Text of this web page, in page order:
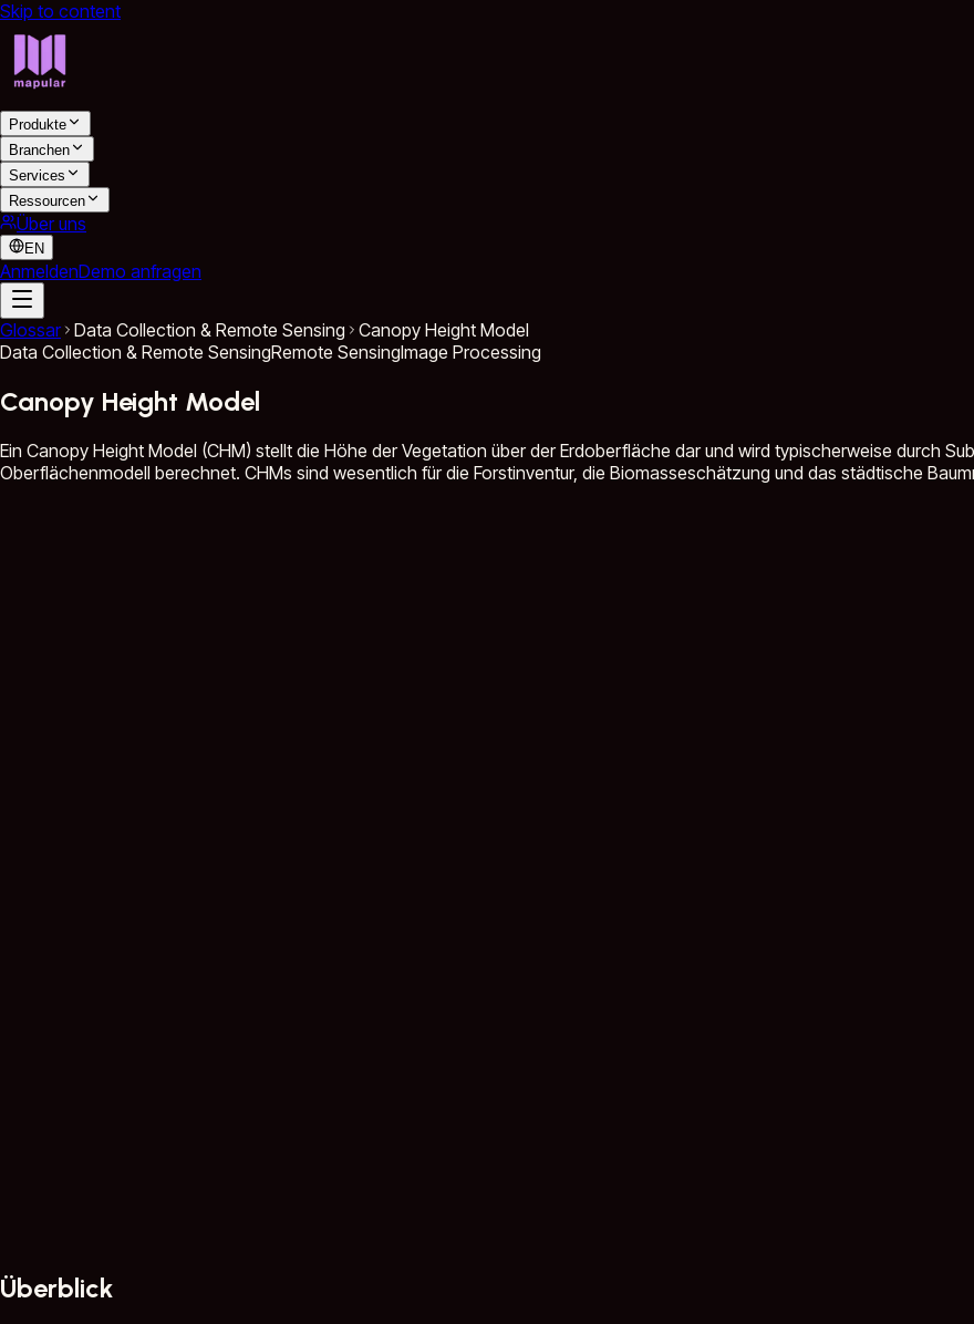
Skip to content
Produkte
Branchen
Services
Ressourcen
Über uns
EN
AnmeldenDemo anfragen
Glossar Data Collection & Remote Sensing
Canopy Height Model
Data Collection & Remote SensingRemote SensingImage Processing
Canopy Height Model
Ein Canopy Height Model (CHM) stellt die Höhe der Vegetation über der Erdoberfläche dar und wird typischerweise durch
Oberflächenmodell berechnet. CHMs sind wesentlich für die Forstinventur, die Biomasseschätzung und das städtische
Überblick